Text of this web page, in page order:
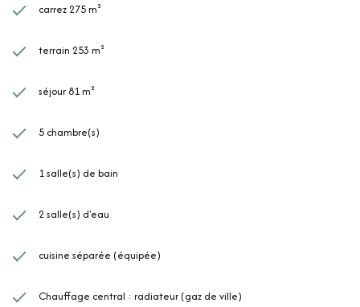
carrez 275 m²
terrain 253 m²
séjour 81 m²
5 chambre(s)
1 salle(s) de bain
2 salle(s) d'eau
cuisine séparée (équipée)
Chauffage central : radiateur (gaz de ville)